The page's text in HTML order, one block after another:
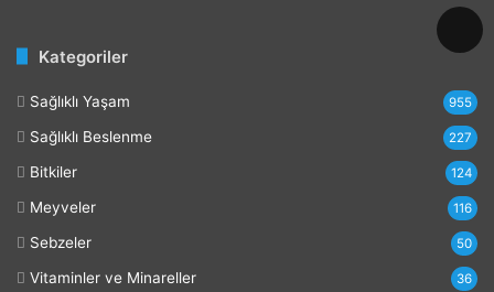
Kategoriler
Sağlıklı Yaşam 955
Sağlıklı Beslenme 227
Bitkiler 124
Meyveler 116
Sebzeler 50
Vitaminler ve Minareller 36